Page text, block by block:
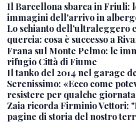
Il Barcellona sbarca in Friuli:
immagini dell'arrivo in
Lo schianto dell’ultraleggero
quercia: cosa è successo a
Frana sul Monte Pelmo: le
rifugio Città di Fiume
Il tanko del 2014 nel garage
Serenissimo: «Ecco come
resistere per qualche
Zaia ricorda Firminio Vettori:
pagine di storia del nostro